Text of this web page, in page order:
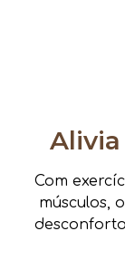
Com
músculos,